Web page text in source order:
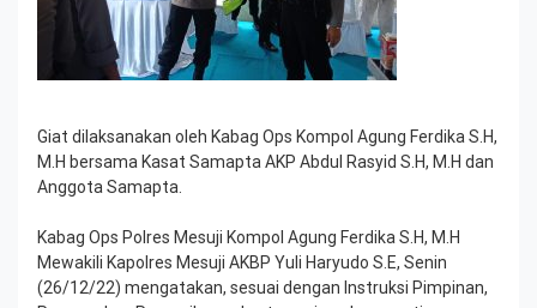
Giat dilaksanakan oleh Kabag Ops Kompol Agung Ferdika S.H,
M.H bersama Kasat Samapta AKP Abdul Rasyid S.H, M.H dan
Anggota Samapta.
Kabag Ops Polres Mesuji Kompol Agung Ferdika S.H, M.H
Mewakili Kapolres Mesuji AKBP Yuli Haryudo S.E, Senin
(26/12/22) mengatakan, sesuai dengan Instruksi Pimpinan,